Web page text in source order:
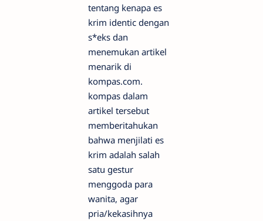
tentang kenapa es
krim identic dengan
s*eks dan
menemukan artikel
menarik di
kompas.com.
kompas dalam
artikel tersebut
memberitahukan
bahwa menjilati es
krim adalah salah
satu gestur
menggoda para
wanita, agar
pria/kekasihnya